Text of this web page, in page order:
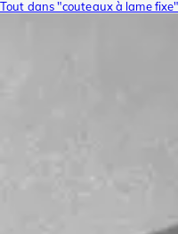
Tout dans "couteaux à lame fixe"